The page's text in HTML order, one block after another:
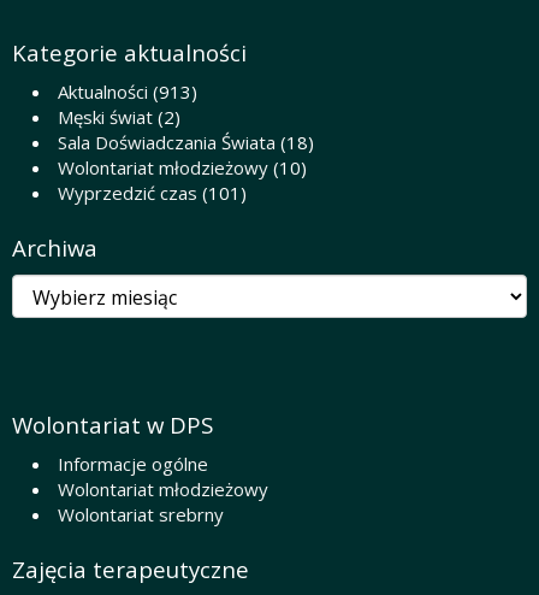
Kategorie aktualności
Aktualności (913)
Męski świat (2)
Sala Doświadczania Świata (18)
Wolontariat młodzieżowy (10)
Wyprzedzić czas (101)
Archiwa
Archiwa
Wolontariat w DPS
Informacje ogólne
Wolontariat młodzieżowy
Wolontariat srebrny
Zajęcia terapeutyczne